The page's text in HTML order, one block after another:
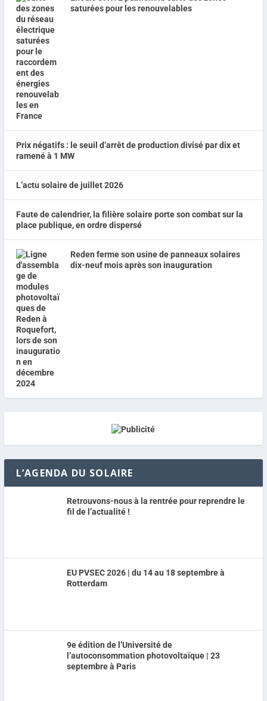
saturées pour les renouvelables
Prix négatifs : le seuil d’arrêt de production divisé par dix et
ramené à 1 MW
L’actu solaire de juillet 2026
Faute de calendrier, la filière solaire porte son combat sur la
place publique, en ordre dispersé
Reden ferme son usine de panneaux solaires
dix-neuf mois après son inauguration
L’AGENDA DU SOLAIRE
Retrouvons-nous à la rentrée pour reprendre le
fil de l’actualité !
EU PVSEC 2026 | du 14 au 18 septembre à
Rotterdam
9e édition de l’Université de
l’autoconsommation photovoltaïque | 23
septembre à Paris